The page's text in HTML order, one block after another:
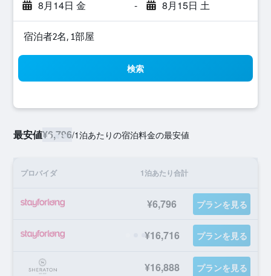
8月14日 金 - 8月15日 土
宿泊者2名, 1​部屋
検索
最安値¥6,796/1泊あたりの宿泊料金の最安値
プロバイダ 1泊あたり合計
¥6,796 プランを見る
¥16,716 プランを見る
¥16,888 プランを見る